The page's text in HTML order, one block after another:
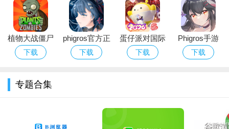
游戏玩法
现英雄走位，英雄自动攻击，支持移动射击（走A）与技能释
放，如火焰冲击波清场集群敌人。同时消耗建筑值在高台、地面
版本
植物大战僵尸
经典版下载安
下载
phigros官方正
版下载2026最
下载
蛋仔派对国际
服Eggy Party
下载
Phigros手游
官方下载最新
下载
专题合集